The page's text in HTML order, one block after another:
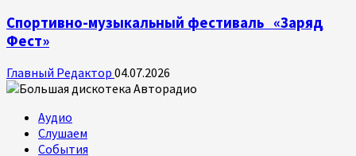
Спортивно-музыкальный фестиваль «Заряд
Фест»
Главный Редактор 04.07.2026
Аудио
Слушаем
События